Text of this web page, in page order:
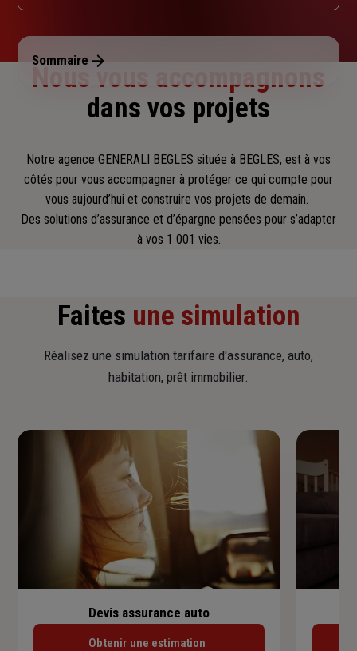
Dimanche : Fermé
Sommaire
Nous vous accompagnons
dans vos projets
Notre agence GENERALI BEGLES située à BEGLES, est à vos
côtés pour vous accompagner à protéger ce qui compte pour
vous aujourd’hui et construire vos projets de demain.
Des solutions d’assurance et d’épargne pensées pour s’adapter
à vos 1 001 vies.
Faites une simulation
Réalisez une simulation tarifaire d'assurance, auto,
habitation, prêt immobilier.
Devis assurance auto
Obtenir une estimation